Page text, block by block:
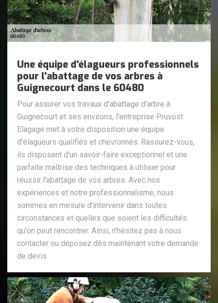
Une équipe d'élagueurs professionnels
pour l'abattage de vos arbres à
Guignecourt dans le 60480
Pour assurer vos travaux d'abattage d'arbre à
Guignecourt et ses environs, l'entreprise Pruvost
Elagage met à votre disposition une équipe
d'élagueurs qualifiés et chevronnés. Rassurez-vous,
ils disposent d'un savoir-faire exceptionnel et une
parfaite maîtrise des techniques à utiliser pour
réussir l'abattage de vos arbres. Avec nos
expériences et notre professionnalisme, nous
sommes en mesure d'intervenir dans toutes
circonstances et quelles que soient les difficultés
qu'on peut rencontrer. Ainsi, n'hésitez pas à nous
contacter ou déposez dès maintenant votre demande
de devis.